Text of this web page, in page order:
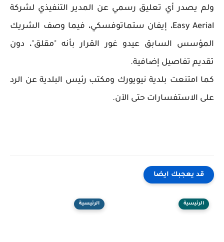
ولم يصدر أي تعليق رسمي عن المدير التنفيذي لشركة
Easy Aerial، إيفان ستماتوفسكي، فيما وصف الشريك
المؤسس السابق عيدو غور القرار بأنه "مقلق"، دون
تقديم تفاصيل إضافية.
كما امتنعت بلدية نيويورك ومكتب رئيس البلدية عن الرد
على الاستفسارات حتى الآن.
قد يعجبك ايضا
الرئيسية الرئيسية